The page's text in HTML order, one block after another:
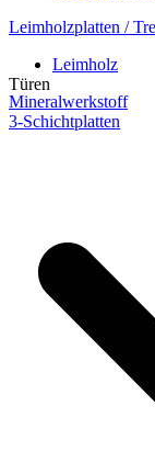
Leimholzplatten /
Leimholz
Mineralwerkstoff
3-Schichtplatten
Türen